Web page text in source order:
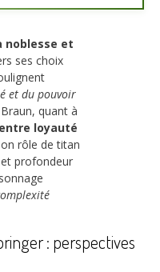
noblesse et
ses choix
et du pouvoir
quant à
loyauté
rôle de titan
profondeur
: perspectives